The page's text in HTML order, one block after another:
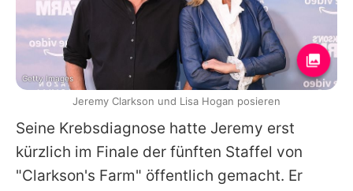
Seine Krebsdiagnose hatte Jeremy erst
kürzlich im Finale der fünften Staffel von
"Clarkson's Farm" öffentlich gemacht. Er
Getty Images
Jeremy Clarkson und Lisa Hogan posieren